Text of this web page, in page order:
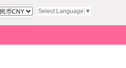
Select Language ▼